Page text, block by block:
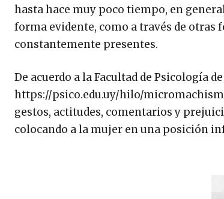
hasta hace muy poco tiempo, en
forma evidente, como a través de otras
constantemente presentes.
De acuerdo a la Facultad de Psicología
https://psico.edu.uy/hilo/
gestos, actitudes, comentarios y
colocando a la mujer en una posición